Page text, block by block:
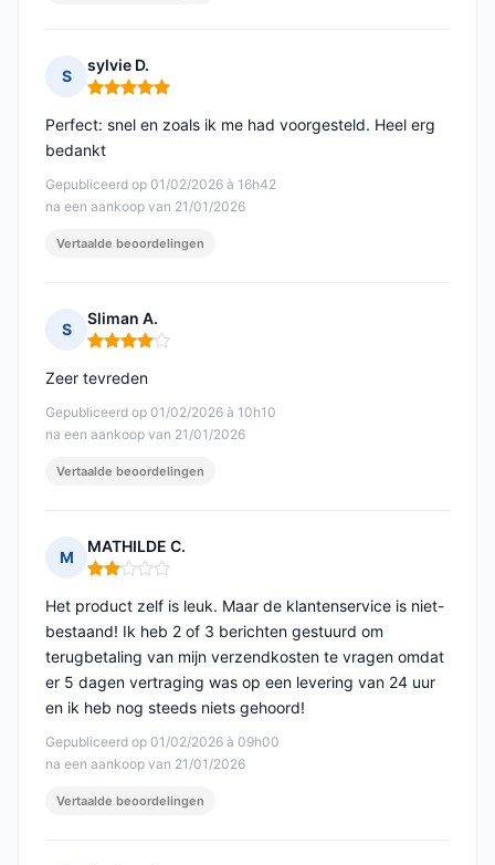
S
sylvie D.
Opmerking: 5 van 5
Gepubliceerd op 01/02/2026 à 16h42
na een aankoop van 21/01/2026
Perfect: snel en zoals ik me had voorgesteld. Heel erg
bedankt
Vertaalde beoordelingen
S
Sliman A.
Opmerking: 4 van 5
Gepubliceerd op 01/02/2026 à 10h10
na een aankoop van 21/01/2026
Zeer tevreden
Vertaalde beoordelingen
M
MATHILDE C.
Opmerking: 2 van 5
Gepubliceerd op 01/02/2026 à 09h00
na een aankoop van 21/01/2026
Het product zelf is leuk. Maar de klantenservice is niet-
bestaand! Ik heb 2 of 3 berichten gestuurd om
terugbetaling van mijn verzendkosten te vragen omdat
er 5 dagen vertraging was op een levering van 24 uur
en ik heb nog steeds niets gehoord!
Vertaalde beoordelingen